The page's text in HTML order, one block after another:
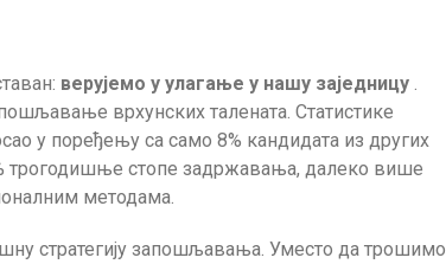
верујемо у улагање у нашу заједницу .
врхунских талената. Статистике
у поређењу са само 8% кандидата из других
трогодишње стопе задржавања, далеко више
методама.
стратегију запошљавања. Уместо да трошимо